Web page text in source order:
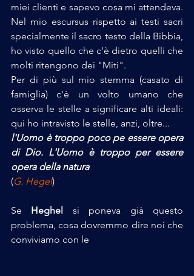
miei clienti e sapevo cosa mi attendeva.
Nel mio escursus rispetto ai testi sacri
specialmente il sacro testo della Bibbia,
ho visto quello che c'è dietro quelli che
molti ritengono dei "Miti".
Per di più sul mio stemma (casato di
famiglia) c'è un volto umano che
osserva le stelle a significare alti ideali:
qui ho intravisto le stelle, anzi, oltre...
l'Uomo è troppo poco pe essere opera
di Dio. L'Uomo è troppo per essere
opera della natura
(G. Hegel)
Se Heghel si poneva già questo
problema, cosa dovremmo dire noi che
conviviamo con le